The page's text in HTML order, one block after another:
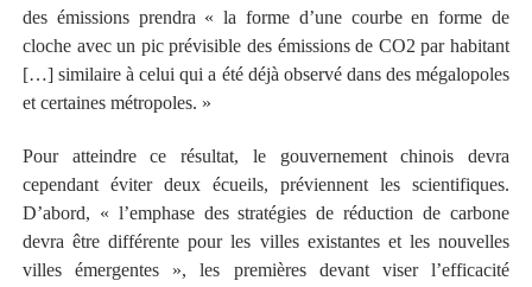
des émissions prendra « la forme d’une courbe en forme de
cloche avec un pic prévisible des émissions de CO2 par habitant
[…] similaire à celui qui a été déjà observé dans des mégalopoles
et certaines métropoles. »
Pour atteindre ce résultat, le gouvernement chinois devra
cependant éviter deux écueils, préviennent les scientifiques.
D’abord, « l’emphase des stratégies de réduction de carbone
devra être différente pour les villes existantes et les nouvelles
villes émergentes », les premières devant viser l’efficacité